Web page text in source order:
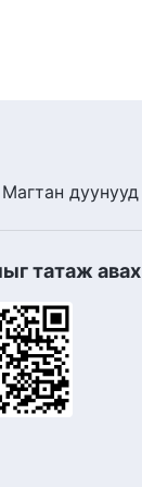
Магтан дуунууд
татаж авах